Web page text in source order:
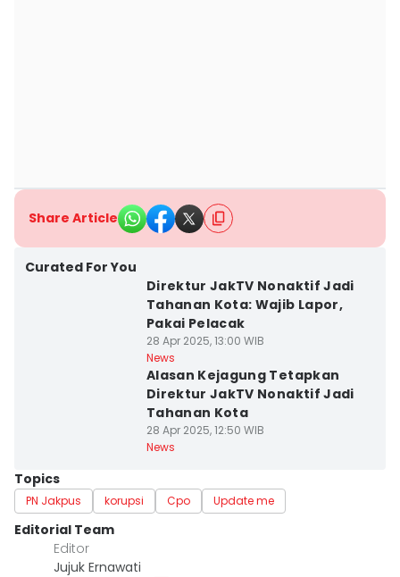
Share Article
Curated For You
Direktur JakTV Nonaktif Jadi
Tahanan Kota: Wajib Lapor,
Pakai Pelacak
28 Apr 2025, 13:00 WIB
News
Alasan Kejagung Tetapkan
Direktur JakTV Nonaktif Jadi
Tahanan Kota
28 Apr 2025, 12:50 WIB
News
Topics
PN Jakpus korupsi Cpo Update me
Editorial Team
Editor
Jujuk Ernawati